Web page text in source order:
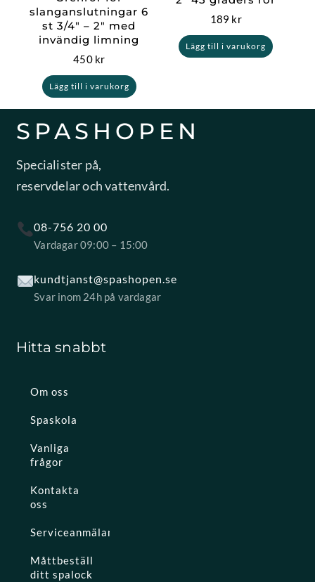
slanganslutningar 6
st 3/4″ – 2″ med
invändig limning
450 kr
Lägg till i varukorg
189 kr
Lägg till i varukorg
SPASHOPEN
Specialister på,
reservdelar och vattenvård.
08-756 20 00
Vardagar 09:00 – 15:00
kundtjanst@spashopen.se
Svar inom 24h på vardagar
Hitta snabbt
Om oss
Spaskola
Vanliga
frågor
Kontakta
oss
Serviceanmälan
Måttbeställ
ditt spalock